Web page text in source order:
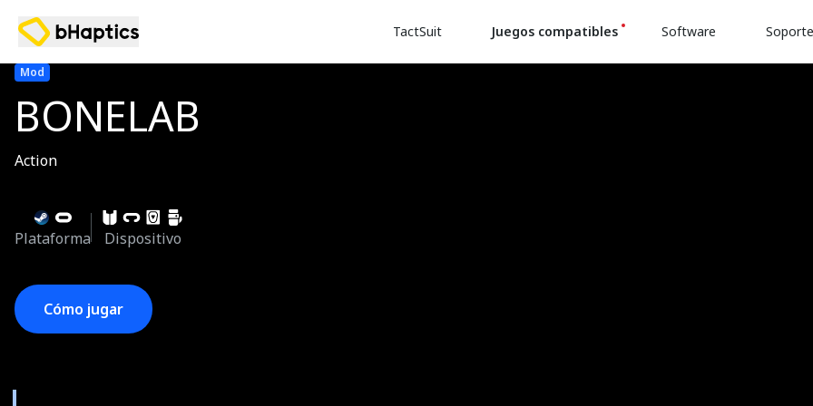
TactSuit Juegos compatibles Software Soporte
Mod
BONELAB
Action
Plataforma Dispositivo
Cómo jugar